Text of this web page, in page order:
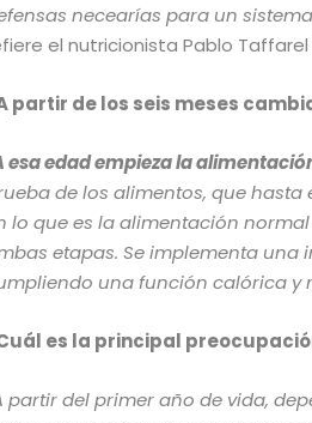
necearías para un
el nutricionista Pablo Taffarel
partir de los seis meses
esa edad empieza la
de los alimentos, que
lo que es la alimentación
etapas. Se implementa
una función calórica y
es la principal
partir del primer año de vida,